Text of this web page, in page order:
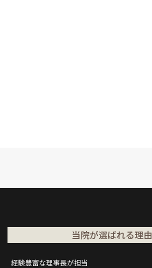
当院が選ばれる理由
経験豊富な理事長が担当